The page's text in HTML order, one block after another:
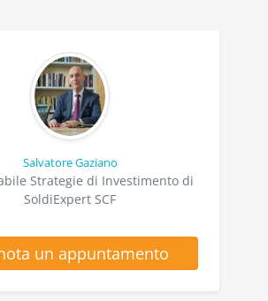
Salvatore Gaziano
Strategie di Investimento di
SoldiExpert SCF
un appuntamento